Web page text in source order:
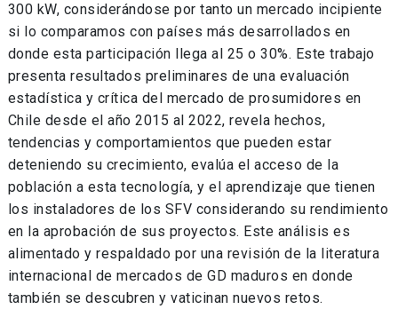
300 kW, considerándose por tanto un mercado incipiente
si lo comparamos con países más desarrollados en
donde esta participación llega al 25 o 30%. Este trabajo
presenta resultados preliminares de una evaluación
estadística y crítica del mercado de prosumidores en
Chile desde el año 2015 al 2022, revela hechos,
tendencias y comportamientos que pueden estar
deteniendo su crecimiento, evalúa el acceso de la
población a esta tecnología, y el aprendizaje que tienen
los instaladores de los SFV considerando su rendimiento
en la aprobación de sus proyectos. Este análisis es
alimentado y respaldado por una revisión de la literatura
internacional de mercados de GD maduros en donde
también se descubren y vaticinan nuevos retos.